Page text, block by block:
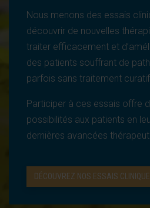
Nous menons des essais
découvrir de nouvelles
traiter efficacement et
des patients souffrant de
parfois sans traitement
Participer à ces essais offre
possibilités aux patients en
dernières avancées
DÉCOUVREZ NOS ESSAIS